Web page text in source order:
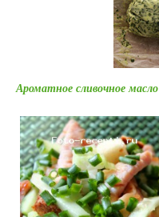
Ароматное сливочное масло